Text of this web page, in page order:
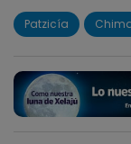
Patzicía